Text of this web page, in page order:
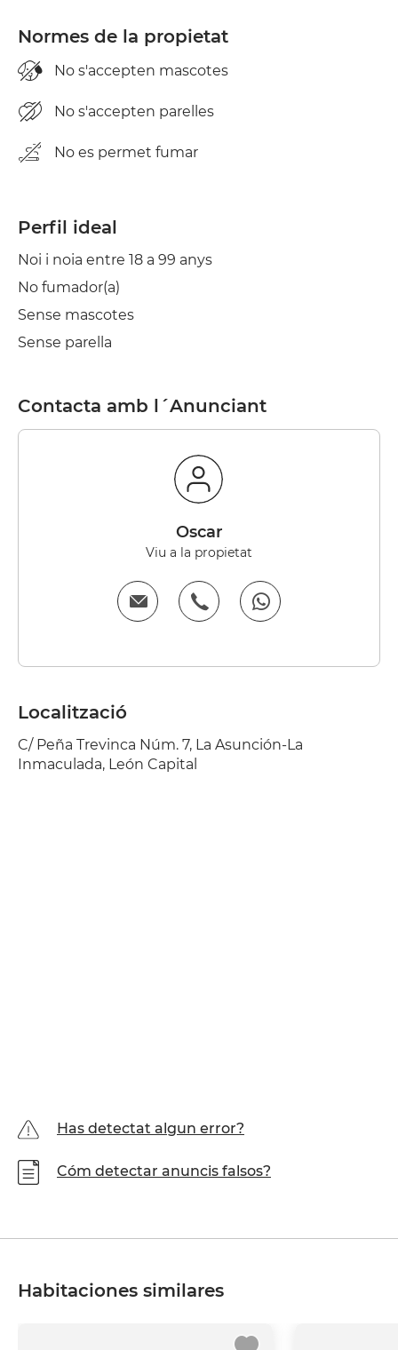
Normes de la propietat
No s'accepten mascotes
No s'accepten parelles
No es permet fumar
Perfil ideal
Noi i noia entre 18 a 99 anys
No fumador(a)
Sense mascotes
Sense parella
Contacta amb l´Anunciant
Oscar
Viu a la propietat
Localització
C/ Peña Trevinca Núm. 7, La Asunción-La
Inmaculada, León Capital
Has detectat algun error?
Cóm detectar anuncis falsos?
Habitaciones similares